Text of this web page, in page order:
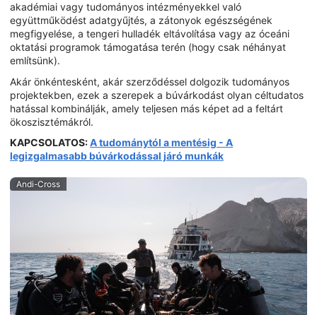
akadémiai vagy tudományos intézményekkel való
együttműködést adatgyűjtés, a zátonyok egészségének
megfigyelése, a tengeri hulladék eltávolítása vagy az óceáni
oktatási programok támogatása terén (hogy csak néhányat
említsünk).
Akár önkéntesként, akár szerződéssel dolgozik tudományos
projektekben, ezek a szerepek a búvárkodást olyan céltudatos
hatással kombinálják, amely teljesen más képet ad a feltárt
ökoszisztémákról.
KAPCSOLATOS:A tudománytól a mentésig - A
legizgalmasabb búvárkodással járó munkák
Andi-Cross